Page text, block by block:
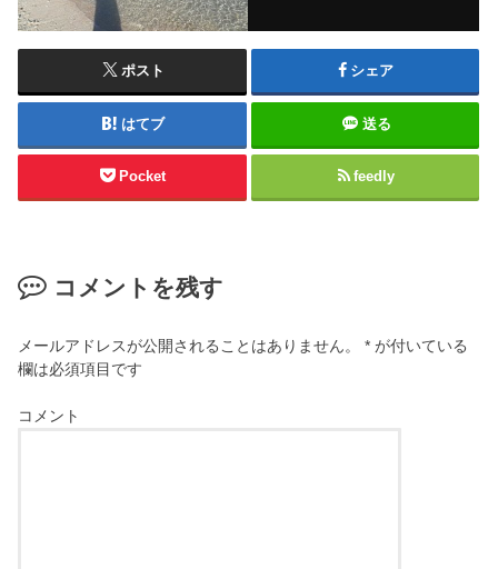
ポスト シェア
はてブ 送る
Pocket feedly
コメントを残す
メールアドレスが公開されることはありません。 * が付いている
欄は必須項目です
コメント